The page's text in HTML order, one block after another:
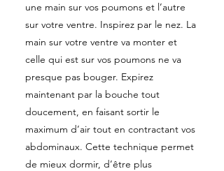
une main sur vos poumons et l’autre
sur votre ventre. Inspirez par le nez. La
main sur votre ventre va monter et
celle qui est sur vos poumons ne va
presque pas bouger. Expirez
maintenant par la bouche tout
doucement, en faisant sortir le
maximum d’air tout en contractant vos
abdominaux. Cette technique permet
de mieux dormir, d’être plus